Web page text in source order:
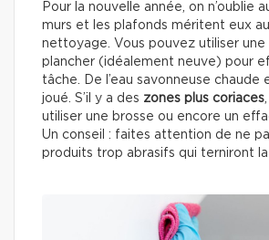
Pour la nouvelle année, on n’oublie
murs et les plafonds méritent eux
nettoyage. Vous pouvez utiliser une
plancher (idéalement neuve) pour
tâche. De l’eau savonneuse chaude
joué. S’il y a des zones plus coriaces
utiliser une brosse ou encore un
Un conseil : faites attention de ne
produits trop abrasifs qui terniront